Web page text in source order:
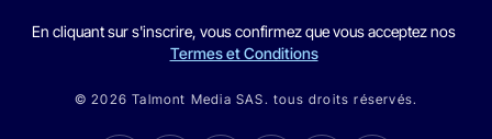
En cliquant sur s'inscrire, vous confirmez que vous acceptez nos
Termes et Conditions
© 2026 Talmont Media SAS. tous droits réservés.